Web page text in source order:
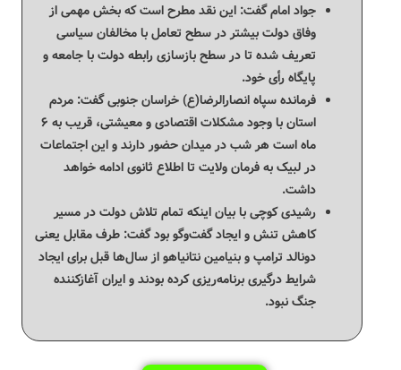
جواد امام گفت: این نقد مطرح است که بخش مهمی از
وفاق دولت بیشتر در سطح تعامل با مخالفان سیاسی
تعریف شده تا در سطح بازسازی رابطه دولت با جامعه و
پایگاه رأی خود.
فرمانده سپاه انصارالرضا(ع) خراسان جنوبی گفت: مردم
استان با وجود مشکلات اقتصادی و معیشتی، قریب به ۶
ماه است هر شب در میدان حضور دارند و این اجتماعات
در لبیک به فرمان ولایت تا اطلاع ثانوی ادامه خواهد
داشت.
رشیدی کوچی با بیان اینکه تمام تلاش دولت در مسیر
کاهش تنش و ایجاد گفت‌وگو بود گفت: طرف مقابل یعنی
دونالد ترامپ و بنیامین نتانیاهو از سال‌ها قبل برای ایجاد
شرایط درگیری برنامه‌ریزی کرده بودند و ایران آغازکننده
جنگ نبود.